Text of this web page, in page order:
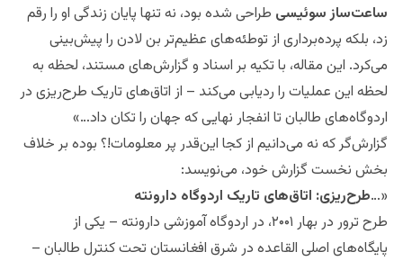
ساعت‌ساز سوئیسی طراحی شده بود، نه تنها پایان زندگی او را رقم
زد، بلکه پرده‌برداری از توطئه‌های عظیم‌تر بن لادن را پیش‌بینی
می‌کرد. این مقاله، با تکیه بر اسناد و گزارش‌های مستند، لحظه به
لحظه این عملیات را ردیابی می‌کند – از اتاق‌های تاریک طرح‌ریزی در
اردوگاه‌های طالبان تا انفجار نهایی که جهان را تکان داد…»
گزارش‌گر که نه می‌دانیم از کجا این‌قدر پر معلومات!؟ بوده بر خلاف
بخش نخست گزارش خود، می‌نویسد:
«…طرح‌ریزی: اتاق‌های تاریک اردوگاه دارونته
طرح ترور در بهار ۲۰۰۱، در اردوگاه آموزشی دارونته – یکی از
پایگاه‌های اصلی القاعده در شرق افغانستان تحت کنترل طالبان –